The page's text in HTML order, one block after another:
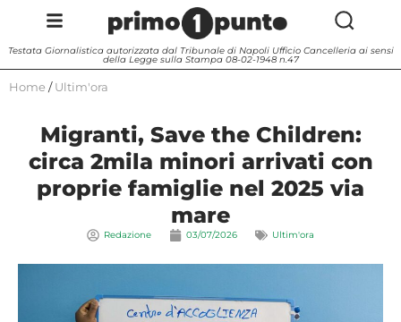
Testata Giornalistica autorizzata dal Tribunale di Napoli Ufficio Cancelleria ai sensi
della Legge sulla Stampa 08-02-1948 n.47
Home / Ultim'ora
Migranti, Save the Children:
circa 2mila minori arrivati con
proprie famiglie nel 2025 via
mare
Redazione 03/07/2026 Ultim'ora